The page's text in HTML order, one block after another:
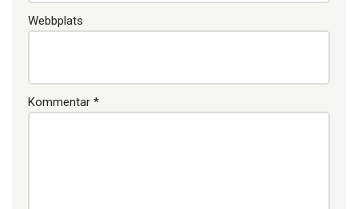
Webbplats
Kommentar *